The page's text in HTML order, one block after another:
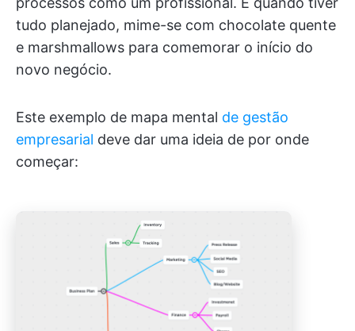
tudo planejado, mime-se com chocolate quente
e marshmallows para comemorar o início do
novo negócio.
Este exemplo de mapa mental de gestão
empresarial deve dar uma ideia de por onde
começar: